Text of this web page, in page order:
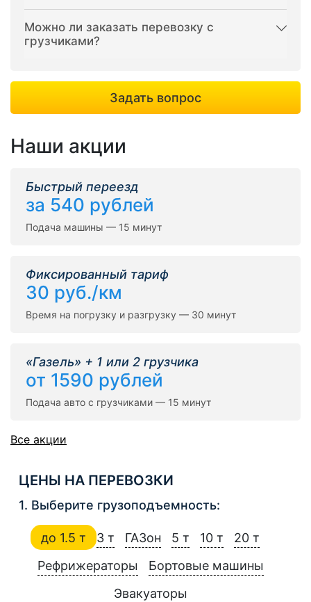
Можно ли заказать перевозку с
грузчиками?
Задать вопрос
Наши акции
Быстрый переезд
за 540 рублей
Подача машины — 15 минут
Фиксированный тариф
30 руб./км
Время на погрузку и разгрузку — 30 минут
«Газель» + 1 или 2 грузчика
от 1590 рублей
Подача авто с грузчиками — 15 минут
Все акции
ЦЕНЫ НА ПЕРЕВОЗКИ
1. Выберите грузоподъемность:
до 1.5 т 3 т ГАЗон 5 т 10 т
20 т
Рефрижераторы
Бортовые машины
Эвакуаторы